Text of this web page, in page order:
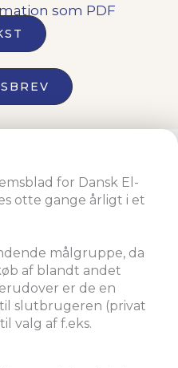
som PDF
for Dansk El-
otte gange årligt i et
målgruppe, da
af blandt andet
er de en
slutbrugeren (privat
valg af f.eks.